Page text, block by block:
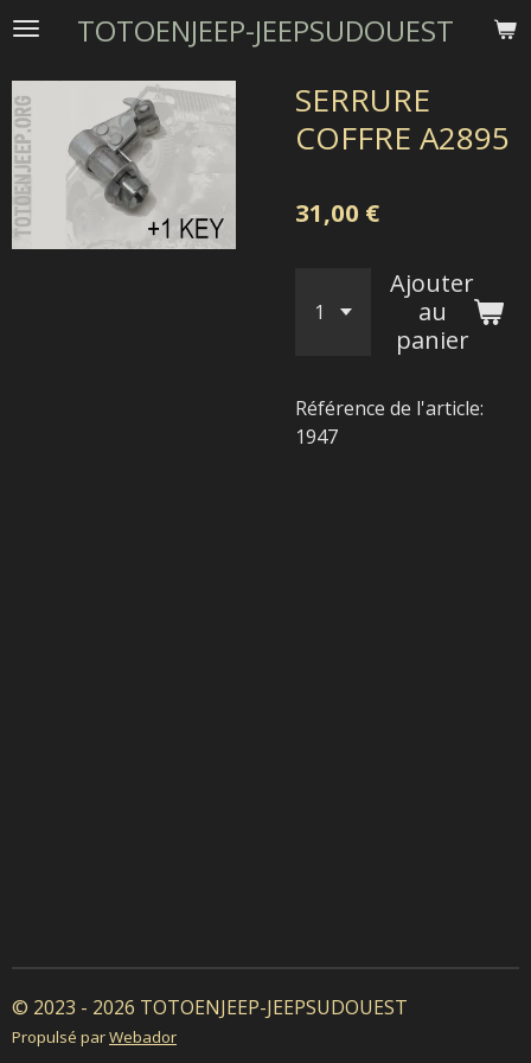
Passer
contenu
principal
TOTOENJEEP-JEEPSUDOUEST
SERRURE
COFFRE A2895
31,00 €
Ajouter
au
panier
Référence de l'article:
1947
© 2023 - 2026 TOTOENJEEP-JEEPSUDOUEST
Propulsé parWebador